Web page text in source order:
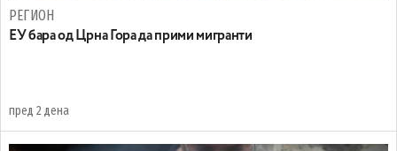
РЕГИОН
EУ бара од Црна Гора да прими мигранти
пред 2 дена